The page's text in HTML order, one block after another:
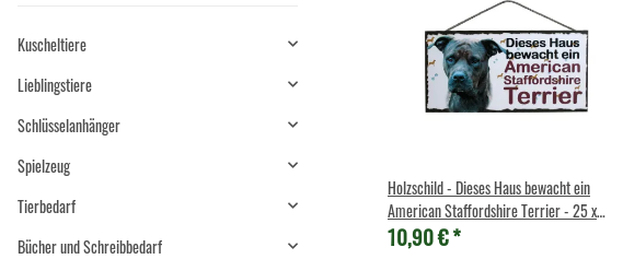
Holzschild - Dieses Haus bewacht ein
American Staffordshire Terrier - 25 x
12,5 cm
10,90 €*
Kuscheltiere
Lieblingstiere
Schlüsselanhänger
Spielzeug
Tierbedarf
Bücher und Schreibbedarf